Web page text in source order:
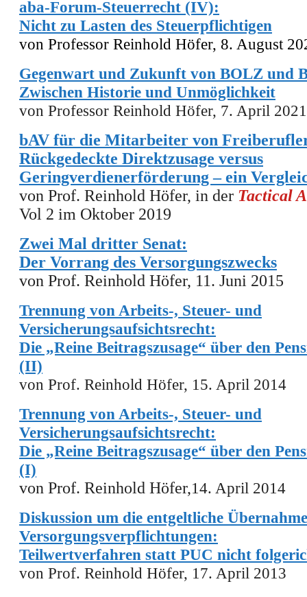
aba-Forum-Steuerrecht (IV):
Nicht zu Lasten des Steuerpflichtigen
von Professor Reinhold Höfer, 8. August
Gegenwart und Zukunft von BOLZ und
Zwischen Historie und Unmöglichkeit
von Professor Reinhold Höfer, 7. April 2021
bAV für die Mitarbeiter von
Rückgedeckte Direktzusage versus
Geringverdienerförderung – ein
von Prof. Reinhold Höfer, in der Tactical
Vol 2 im Oktober 2019
Zwei Mal dritter Senat:
Der Vorrang des Versorgungszwecks
von Prof. Reinhold Höfer, 11. Juni 2015
Trennung von Arbeits-, Steuer- und
Versicherungsaufsichtsrecht:
Die „Reine Beitragszusage“ über den
(II)
von Prof. Reinhold Höfer, 15. April 2014
Trennung von Arbeits-, Steuer- und
Versicherungsaufsichtsrecht:
Die „Reine Beitragszusage“ über den
(I)
von Prof. Reinhold Höfer,14. April 2014
Diskussion um die entgeltliche
Versorgungsverpflichtungen:
Teilwertverfahren statt PUC nicht
von Prof. Reinhold Höfer, 17. April 2013